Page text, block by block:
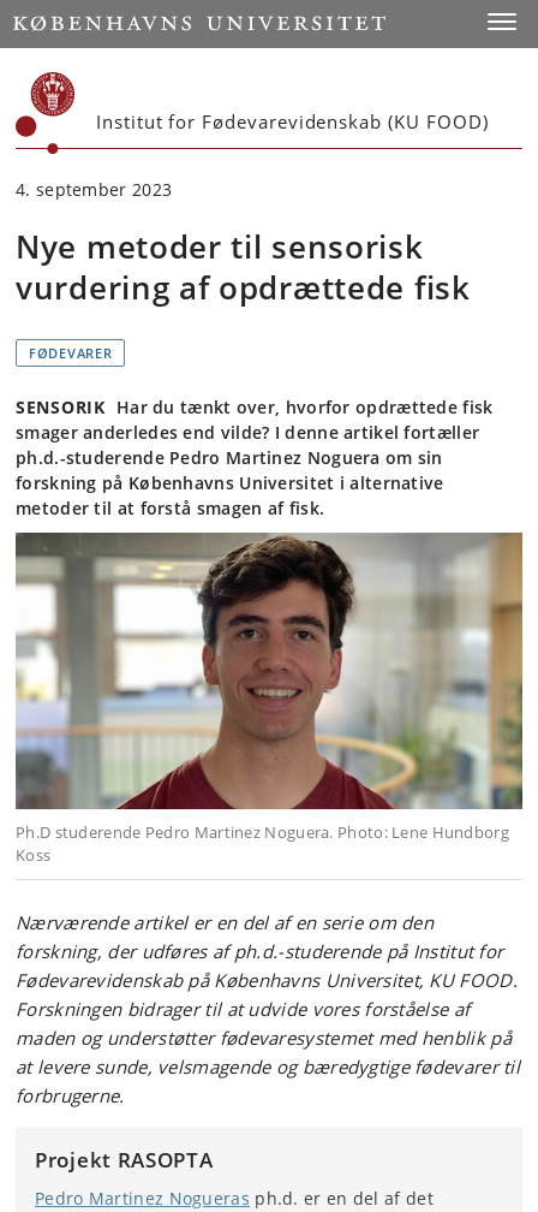
Start
Institut for Fødevarevidenskab (KU FOOD)
4. september 2023
Nye metoder til sensorisk
vurdering af opdrættede fisk
FØDEVARER
SENSORIK Har du tænkt over, hvorfor opdrættede fisk
smager anderledes end vilde? I denne artikel fortæller
ph.d.-studerende Pedro Martinez Noguera om sin
forskning på Københavns Universitet i alternative
metoder til at forstå smagen af fisk.
Ph.D studerende Pedro Martinez Noguera. Photo: Lene Hundborg
Koss
Nærværende artikel er en del af en serie om den
forskning, der udføres af ph.d.-studerende på Institut for
Fødevarevidenskab på Københavns Universitet, KU FOOD.
Forskningen bidrager til at udvide vores forståelse af
maden og understøtter fødevaresystemet med henblik på
at levere sunde, velsmagende og bæredygtige fødevarer til
forbrugerne.
Projekt RASOPTA
Pedro Martinez Nogueras ph.d. er en del af det